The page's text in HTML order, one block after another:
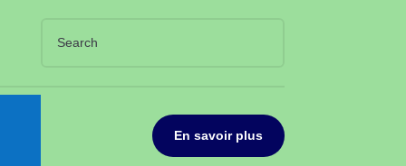
En savoir plus